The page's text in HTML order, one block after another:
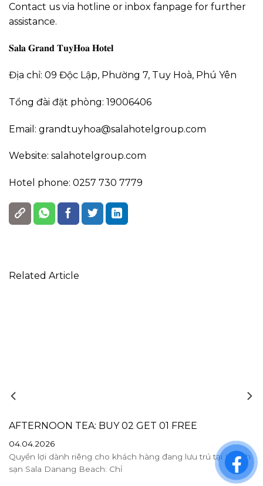
Contact us via hotline or inbox fanpage for further
assistance.
𝐒𝐚𝐥𝐚 𝐆𝐫𝐚𝐧𝐝 𝐓𝐮𝐲𝐇𝐨𝐚 𝐇𝐨𝐭𝐞𝐥
Địa chỉ: 09 Độc Lập, Phường 7, Tuy Hoà, Phú Yên
Tổng đài đặt phòng: 19006406
Email: grandtuyhoa@salahotelgroup.com
Website: salahotelgroup.com
Hotel phone: 0257 730 7779
Related Article
AFTERNOON TEA: BUY 02 GET 01 FREE
04.04.2026
Quyền lợi dành riêng cho khách hàng đang lưu trú tại Khách
sạn Sala Danang Beach: Chỉ